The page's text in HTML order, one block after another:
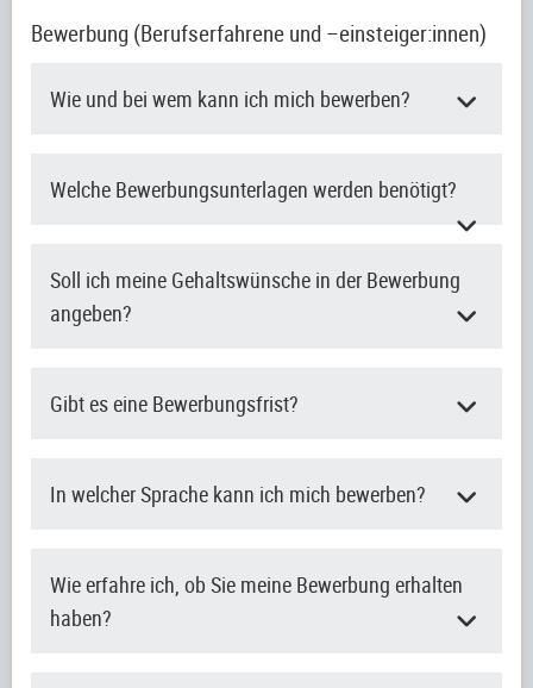
Bewerbung (Berufserfahrene und –einsteiger:innen)
Wie und bei wem kann ich mich bewerben?
Welche Bewerbungsunterlagen werden benötigt?
Soll ich meine Gehaltswünsche in der Bewerbung
angeben?
Gibt es eine Bewerbungsfrist?
In welcher Sprache kann ich mich bewerben?
Wie erfahre ich, ob Sie meine Bewerbung erhalten
haben?